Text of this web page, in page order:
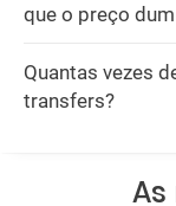
que o preço
Quantas vezes
transfers?